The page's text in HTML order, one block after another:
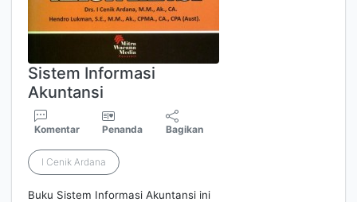
Sistem Informasi
Akuntansi
Komentar Penanda Bagikan
I Cenik Ardana
Buku Sistem Informasi Akuntansi ini